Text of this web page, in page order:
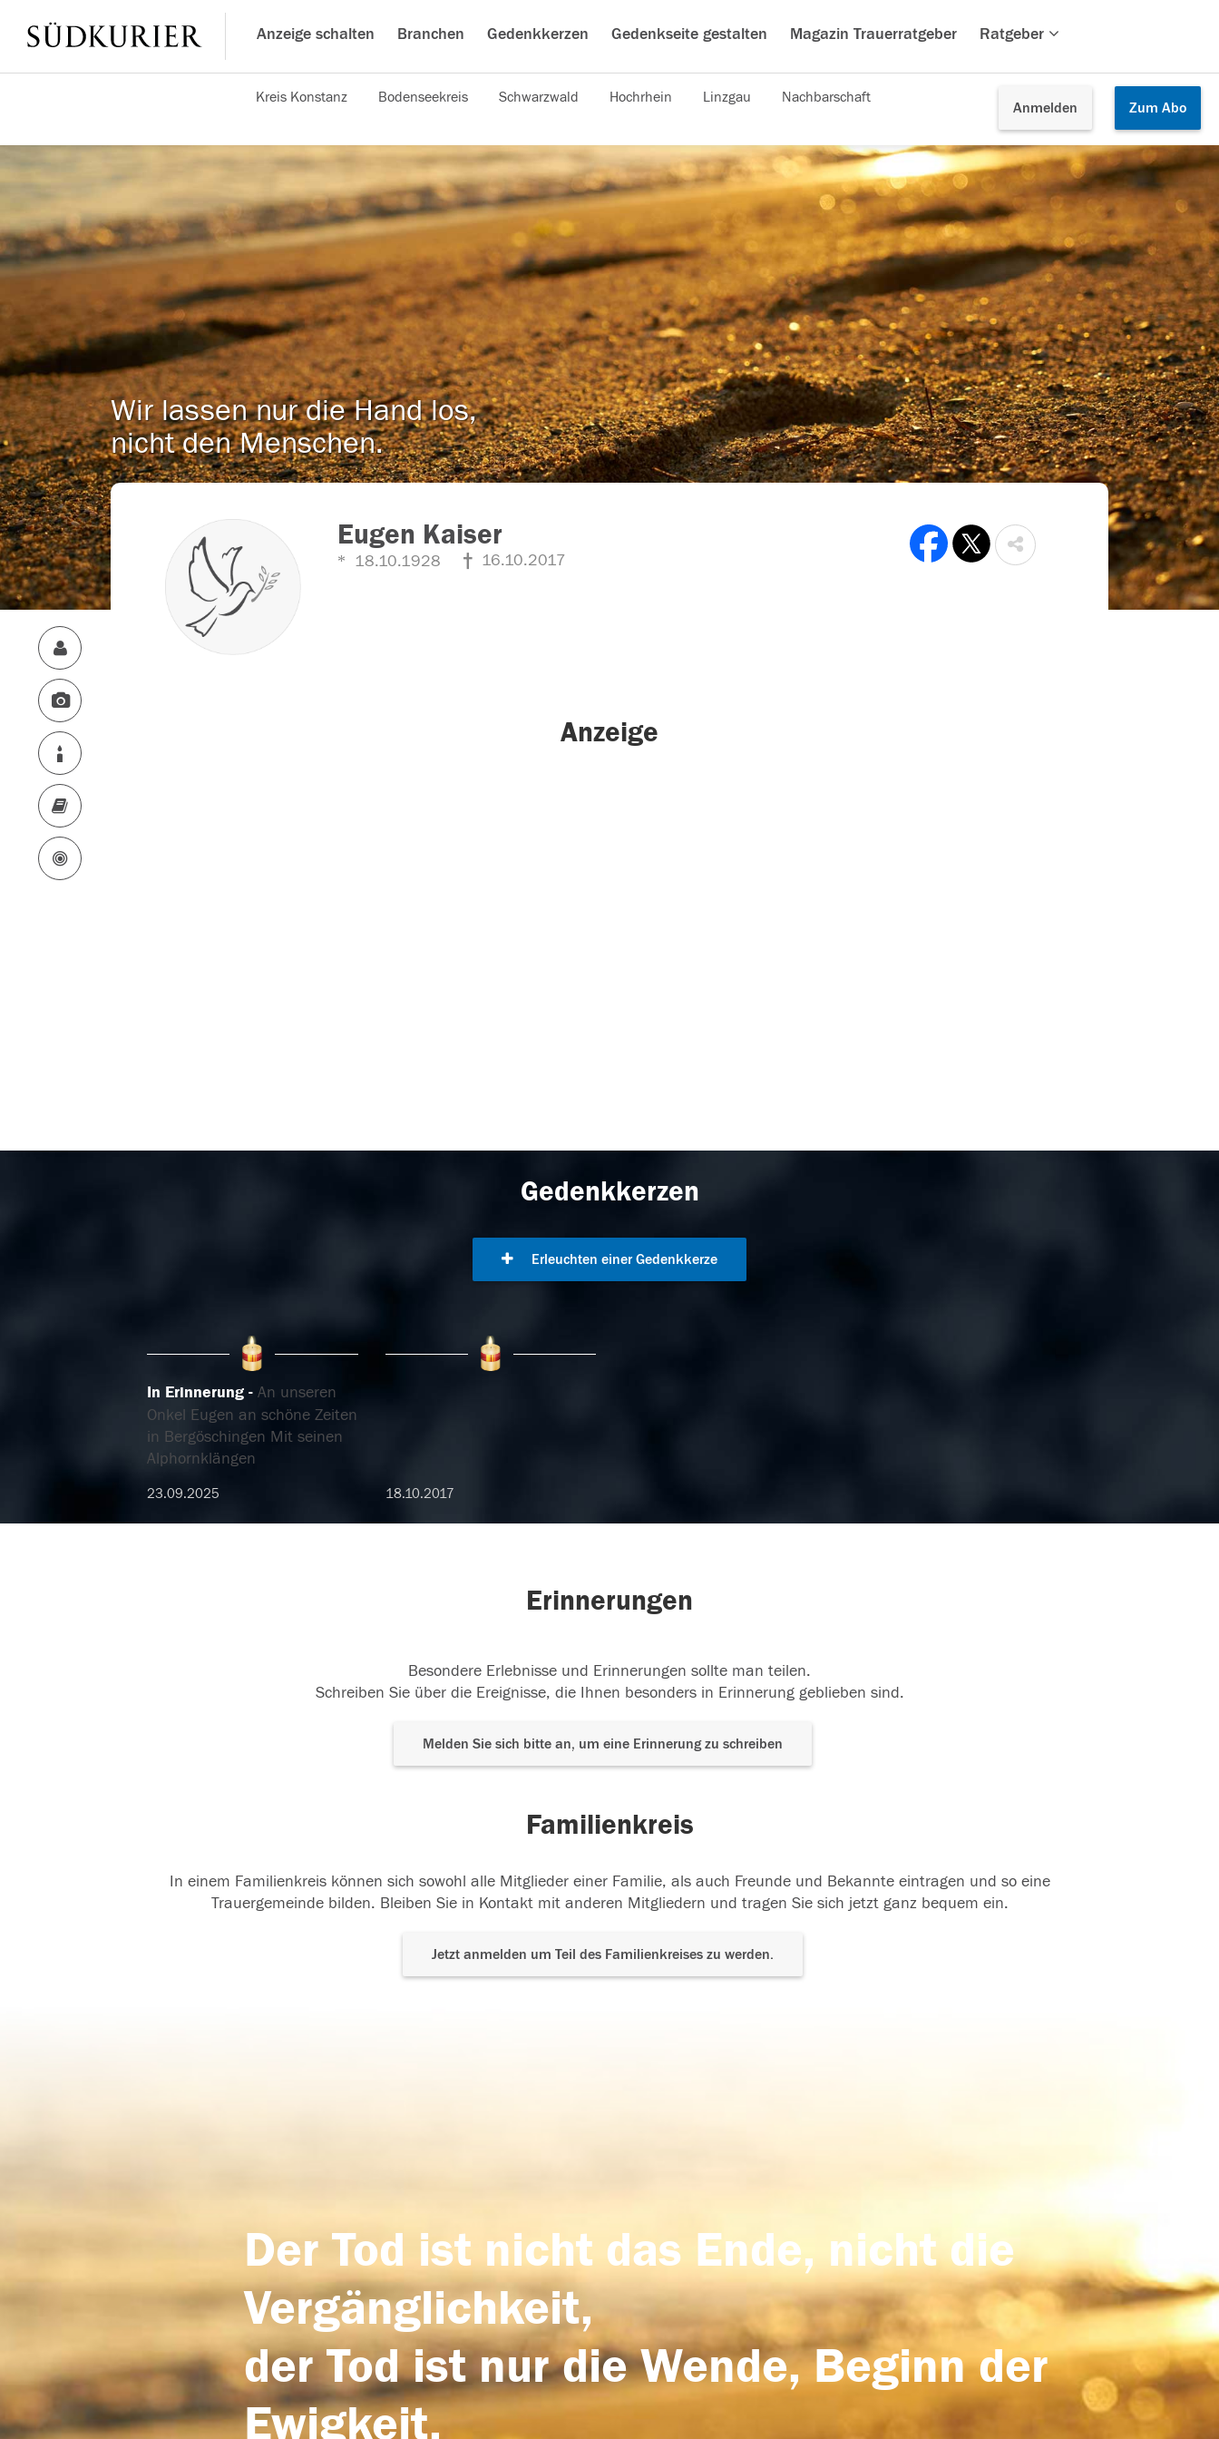
Anzeige schalten Branchen Gedenkkerzen Gedenkseite gestalten Magazin Trauerratgeber Ratgeber
Anmelden Zum Abo
Kreis Konstanz Bodenseekreis Schwarzwald Hochrhein Linzgau Nachbarschaft
Wir lassen nur die Hand los,
nicht den Menschen.
Eugen Kaiser
18.10.1928 16.10.2017
Anzeige
Gedenkkerzen
Erleuchten einer Gedenkkerze
In Erinnerung
An unseren
Onkel Eugen an schöne Zeiten
in Bergöschingen Mit seinen
Alphornklängen
23.09.2025 18.10.2017
Erinnerungen
Besondere Erlebnisse und Erinnerungen sollte man teilen.
Schreiben Sie über die Ereignisse, die Ihnen besonders in Erinnerung geblieben sind.
Melden Sie sich bitte an, um eine Erinnerung zu schreiben
Familienkreis
In einem Familienkreis können sich sowohl alle Mitglieder einer Familie, als auch Freunde und Bekannte eintragen und so eine
Trauergemeinde bilden. Bleiben Sie in Kontakt mit anderen Mitgliedern und tragen Sie sich jetzt ganz bequem ein.
Jetzt anmelden um Teil des Familienkreises zu werden.
Der Tod ist nicht das Ende, nicht die
Vergänglichkeit,
der Tod ist nur die Wende, Beginn der
Ewigkeit.